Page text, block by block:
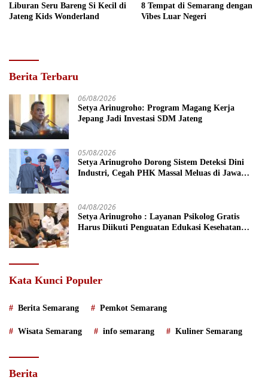
Liburan Seru Bareng Si Kecil di
Jateng Kids Wonderland
8 Tempat di Semarang dengan
Vibes Luar Negeri
Berita Terbaru
06/08/2026
Setya Arinugroho: Program Magang Kerja
Jepang Jadi Investasi SDM Jateng
05/08/2026
Setya Arinugroho Dorong Sistem Deteksi Dini
Industri, Cegah PHK Massal Meluas di Jawa
04/08/2026
Setya Arinugroho : Layanan Psikolog Gratis
Harus Diikuti Penguatan Edukasi Kesehatan
Kata Kunci Populer
Berita Semarang Pemkot Semarang
Wisata Semarang info semarang Kuliner Semarang
Berita